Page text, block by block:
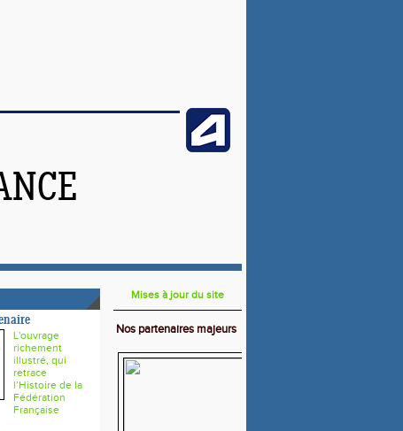
L'ouvrage
richement
illustré, qui
retrace
l’Histoire de la
Fédération
Française
Mises à jour du site
Nos partenaires majeurs